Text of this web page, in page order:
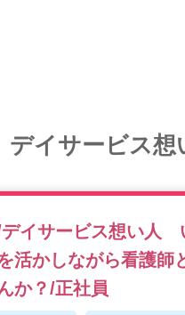
デイサービス想
/デイサービス想い人
活かしながら看護師
か？/正社員